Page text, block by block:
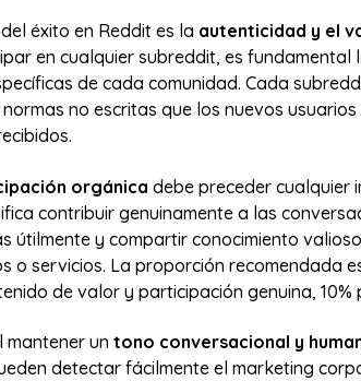
éxito en Reddit es la autenticidad y el
en cualquier subreddit, es fundamental
de cada comunidad. Cada
no escritas que los nuevos
orgánica debe preceder cualquier
contribuir genuinamente a las
útilmente y compartir conocimiento
o servicios. La proporción recomendada
de valor y participación genuina, 10%
mantener un tono conversacional y
detectar fácilmente el marketing